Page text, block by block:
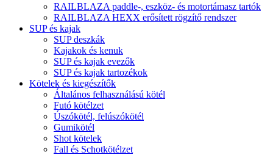
RAILBLAZA paddle-, eszköz- és motortámasz tartók
RAILBLAZA HEXX erősített rögzítő rendszer
SUP és kajak
SUP deszkák
Kajakok és kenuk
SUP és kajak evezők
SUP és kajak tartozékok
Kötelek és kiegészítők
Általános felhasználású kötél
Futó kötélzet
Úszókötél, felúszókötél
Gumikötél
Shot kötelek
Fall és Schotkötélzet